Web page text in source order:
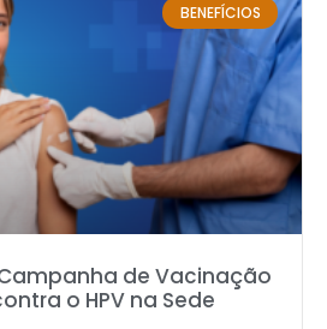
BENEFÍCIOS
de Vacinação
o HPV na Sede